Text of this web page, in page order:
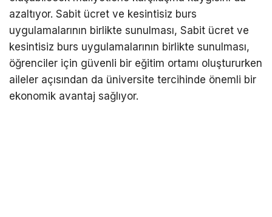
azaltıyor. Sabit ücret ve kesintisiz burs
uygulamalarının birlikte sunulması, Sabit ücret ve
kesintisiz burs uygulamalarının birlikte sunulması,
öğrenciler için güvenli bir eğitim ortamı oluştururken
aileler açısından da üniversite tercihinde önemli bir
ekonomik avantaj sağlıyor.